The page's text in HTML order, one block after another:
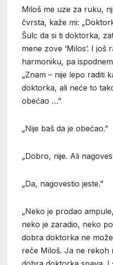
Miloš me uze za ruku,
čvrsta, kaže mi:
Šulc da si ti doktorka,
mene zove ‘Milos’. I još
harmoniku, pa ispodnem
„Znam – nije lepo raditi
doktorka, ali neće to
obećao …”
„Nije baš da je obećao.”
„Dobro, nije. Ali
„Da, nagovestio jeste.”
„Neko je prodao
neko je zaradio, neko
dobra doktorka ne
reče Miloš. Ja ne rekoh